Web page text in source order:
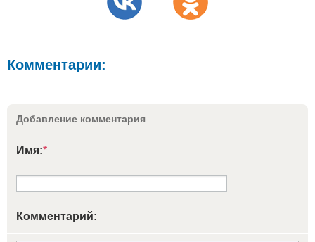
Комментарии:
Добавление комментария
Имя:*
Комментарий: